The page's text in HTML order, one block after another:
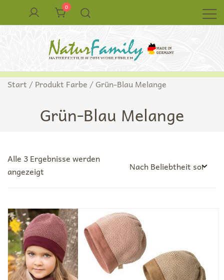
0
NaturFamily Shop – Naturtextilien für
Babys, Kinder und ganze Familie
Naturkleidung aus Wolle und Seide
Start / Produkt Farbe / Grün-Blau Melange
Grün-Blau Melange
Alle 3 Ergebnisse werden
angezeigt